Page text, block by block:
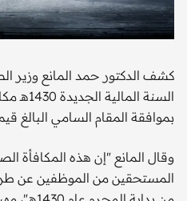
كشف الدكتور حمد المانع وزير
السنة
بموافقة المقام السامي البالغ قيمتها 570 مليون
وقال المانع "إن هذه المكافأة
المستحقين من الموظفين عن